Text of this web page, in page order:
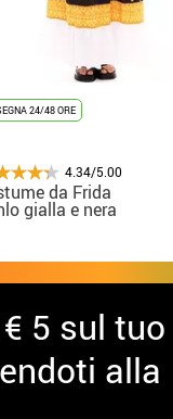
24/48 ORE
4.34/5.00
da Frida
gialla e nera
donna
5 sul tuo
alla